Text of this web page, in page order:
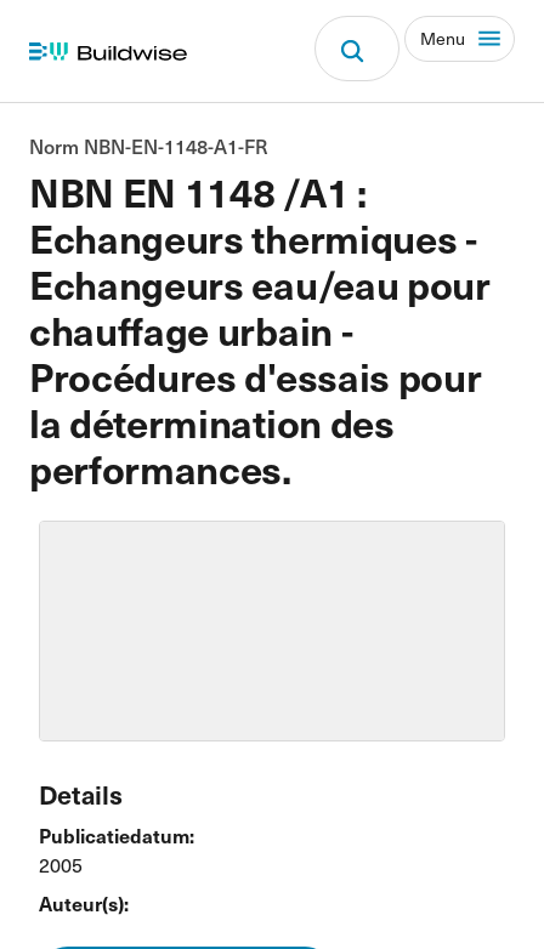
Menu
NBN EN 1148 /A1 :
Echangeurs thermiques -
Echangeurs eau/eau pour
chauffage urbain -
Procédures d'essais pour
la détermination des
performances.
Norm NBN-EN-1148-A1-FR
Details
Publicatiedatum:
2005
Auteur(s):